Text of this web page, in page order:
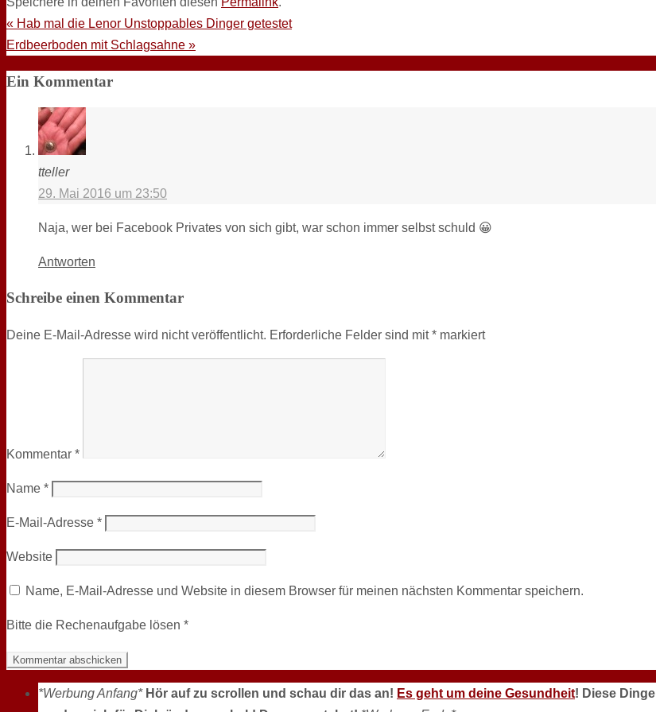
« Hab mal die Lenor Unstoppables Dinger getestet
Erdbeerboden mit Schlagsahne »
Ein Kommentar
tteller
29. Mai 2016 um 23:50
Naja, wer bei Facebook Privates von sich gibt, war schon immer selbst schuld 😀
Antworten
Schreibe einen Kommentar
Deine E-Mail-Adresse wird nicht veröffentlicht. Erforderliche Felder sind mit* markiert
Kommentar *
Name *
E-Mail-Adresse *
Website
Name, E-Mail-Adresse und Website in diesem Browser für meinen nächsten Kommentar speichern.
Bitte die Rechenaufgabe lösen *
*Werbung Anfang* Hör auf zu scrollen und schau dir das an! Es geht um deine Gesundheit! Diese Dinge